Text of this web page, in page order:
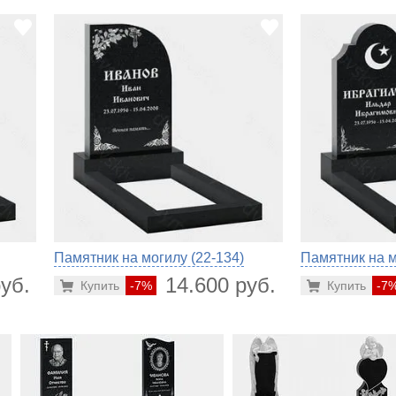
Памятник на могилу (22-134)
-7% 14.600 руб.
Купить
Памятник на
-
Купить